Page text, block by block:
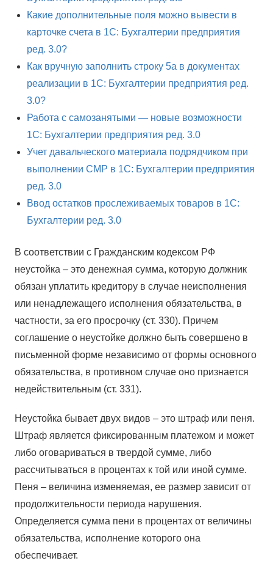
Какие дополнительные поля можно вывести в
карточке счета в 1С: Бухгалтерии предприятия
ред. 3.0?
Как вручную заполнить строку 5а в документах
реализации в 1С: Бухгалтерии предприятия ред.
3.0?
Работа с самозанятыми — новые возможности
1С: Бухгалтерии предприятия ред. 3.0
Учет давальческого материала подрядчиком при
выполнении СМР в 1С: Бухгалтерии предприятия
ред. 3.0
Ввод остатков прослеживаемых товаров в 1С:
Бухгалтерии ред. 3.0
В соответствии с Гражданским кодексом РФ
неустойка – это денежная сумма, которую должник
обязан уплатить кредитору в случае неисполнения
или ненадлежащего исполнения обязательства, в
частности, за его просрочку (ст. 330). Причем
соглашение о неустойке должно быть совершено в
письменной форме независимо от формы основного
обязательства, в противном случае оно признается
недействительным (ст. 331).
Неустойка бывает двух видов – это штраф или пеня.
Штраф является фиксированным платежом и может
либо оговариваться в твердой сумме, либо
рассчитываться в процентах к той или иной сумме.
Пеня – величина изменяемая, ее размер зависит от
продолжительности периода нарушения.
Определяется сумма пени в процентах от величины
обязательства, исполнение которого она
обеспечивает.